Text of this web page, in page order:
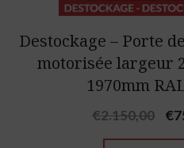
Destockage – Porte
motorisée largeur
1970mm
€2.150,00 €